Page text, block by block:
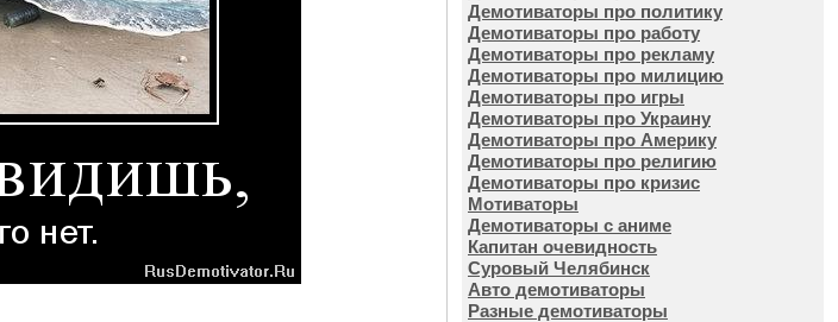
Демотиваторы про политику
Демотиваторы про работу
Демотиваторы про рекламу
Демотиваторы про милицию
Демотиваторы про игры
Демотиваторы про Украину
Демотиваторы про Америку
Демотиваторы про религию
Демотиваторы про кризис
Мотиваторы
Демотиваторы с аниме
Капитан очевидность
Суровый Челябинск
Авто демотиваторы
Разные демотиваторы